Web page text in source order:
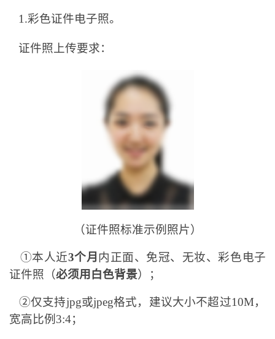
1.彩色证件电子照。
证件照上传要求：
（证件照标准示例照片）
①本人近3个月 内正面、免冠、无妆、彩色电子
证件照（必须用白色背景）；
②仅支持jpg或jpeg格式，建议大小不超过10M，
宽高比例3:4；